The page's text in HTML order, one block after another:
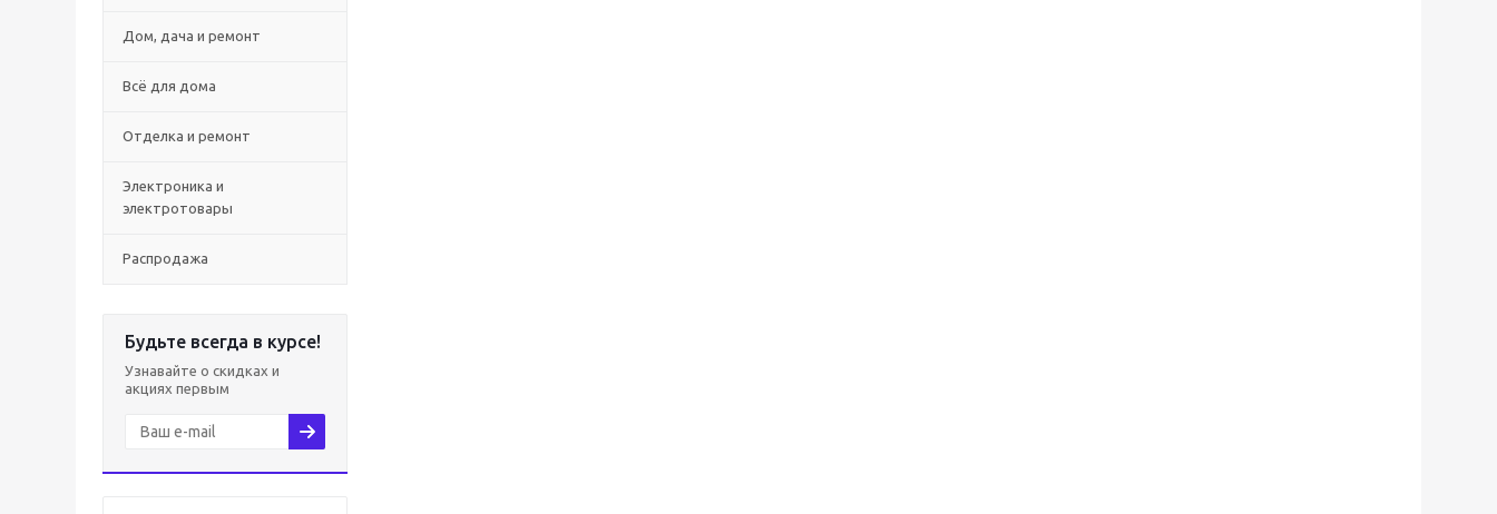
Дом, дача и ремонт
Всё для дома
Отделка и ремонт
Электроника и
электротовары
Распродажа
Будьте всегда в курсе!
Узнавайте о скидках и
акциях первым